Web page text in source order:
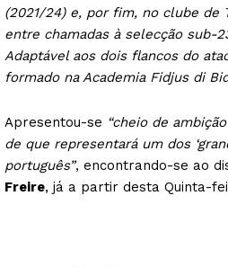
(2021/24) e, por fim, no clube de
entre chamadas à selecção sub-
Adaptável aos dois flancos do
formado na Academia Fidjus di
Apresentou-se “cheio de
de que representará um dos
português”, encontrando-se ao
Freire, já a partir desta Quinta-